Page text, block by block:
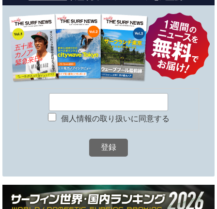
個人情報の取り扱いに同意する